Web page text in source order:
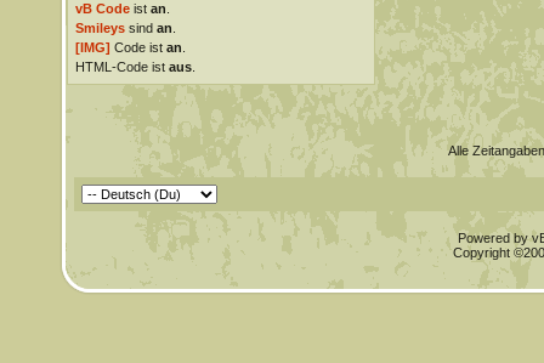
vB Codeist an
Smileyssind an
[IMG] Code ist an
HTML-Code ist aus.
Alle
Powered by
Copyright